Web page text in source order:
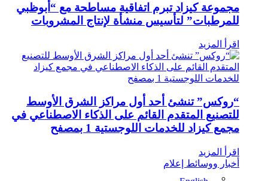
كيزاد تبرم اتفاقية مساطحة مع “أبوظبي
لتأسيس منشأة لإنتاج المشروبات
المزيد
تنشئ أحد أول مراكز الشرق الأوسط
المتقدم القائم على الذكاء الاصطناعي في
كيزاد للخدمات اللوجستية 1 بمصفح
المزيد
ووسائط إعلام